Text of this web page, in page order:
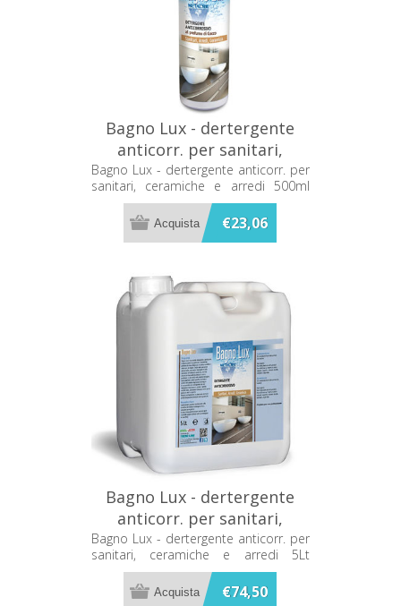
Bagno Lux - dertergente
anticorr. per sanitari,
ceramiche e arredi 500ml
Metacril 11500501
Bagno Lux - dertergente anticorr. per
sanitari, ceramiche e arredi 500ml
Metacril 11500501
€23,06
Bagno Lux - dertergente
anticorr. per sanitari,
ceramiche e arredi 5Lt
Metacril 11705001
Bagno Lux - dertergente anticorr. per
sanitari, ceramiche e arredi 5Lt
Metacril 11705001
€74,50